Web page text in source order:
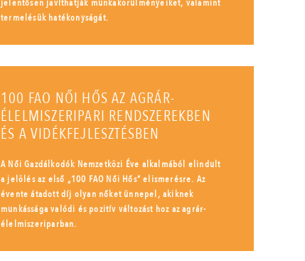
jelentősen javíthatják munkakörülményeiket, valamint
termelésük hatékonyságát.
100 FAO NŐI HŐS AZ AGRÁR-
ÉLELMISZERIPARI RENDSZEREKBEN
ÉS A VIDÉKFEJLESZTÉSBEN
A Női Gazdálkodók Nemzetközi Éve alkalmából elindult
a jelölés az első „100 FAO Női Hős” elismerésre. Az
évente átadott díj olyan nőket ünnepel, akiknek
munkássága valódi és pozitív változást hoz az agrár-
élelmiszeriparban.